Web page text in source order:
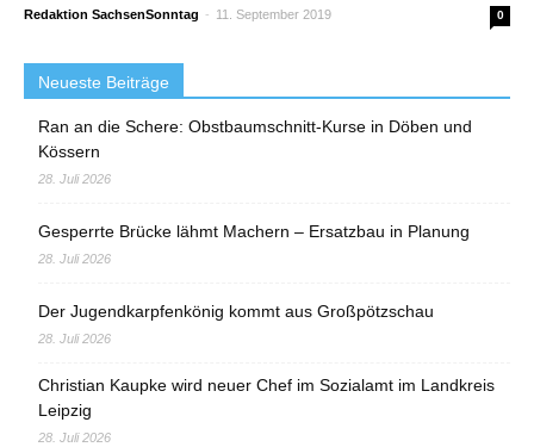
Redaktion SachsenSonntag - 11. September 2019 0
Neueste Beiträge
Ran an die Schere: Obstbaumschnitt-Kurse in Döben und
Kössern
28. Juli 2026
Gesperrte Brücke lähmt Machern – Ersatzbau in Planung
28. Juli 2026
Der Jugendkarpfenkönig kommt aus Großpötzschau
28. Juli 2026
Christian Kaupke wird neuer Chef im Sozialamt im Landkreis
Leipzig
28. Juli 2026